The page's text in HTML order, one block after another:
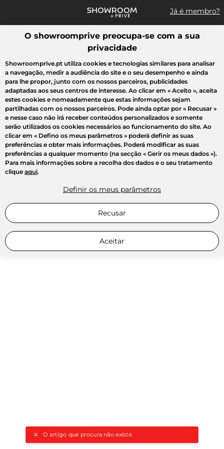
Já é membro?
Pesquisar uma marca, um artigo, uma venda...
O artigo que procura não existe.
Todas as vendas Moda Desporto Casa Criança Beleza
O showroomprive preocupa-se com a sua
privacidade
Showroomprive.pt utiliza cookies e tecnologias similares para analisar
a navegação, medir a audiência do site e o seu desempenho e ainda
para lhe propor, junto com os nossos parceiros, publicidades
adaptadas aos seus centros de interesse. Ao clicar em « Aceito », aceita
estes cookies e nomeadamente que estas informações sejam
partilhadas com os nossos parceiros. Pode ainda optar por « Recusar »
e nesse caso não irá receber conteúdos personalizados e somente
serão utilizados os cookies necessários ao funcionamento do site. Ao
clicar em « Defino os meus parâmetros » poderá definir as suas
preferências e obter mais informações. Poderá modificar as suas
preferências a qualquer momento (na secção « Gerir os meus dados »).
Para mais informações sobre a recolha dos dados e o seu tratamento
clique aqui.
Definir os meus parâmetros
Recusar
Aceitar